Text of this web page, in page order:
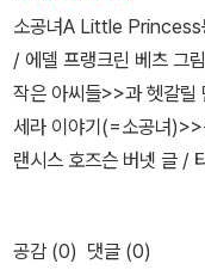
꿋이 이겨낸다. 아이에
오는 좁고 낡은 다락방을
에서도 기품을 잃지 않았
한다. 쥐와도 친구가 되
쥐를 길들이기도 하고, 다
상상력으로 이를 극복
거리에서 주운 은화로 빵
이 아니었다. 그런 순간
람이라면 누구나 이해할
숨기며 톡 쏘아 표출하고
란..... 언젠가 어먼가드에
마치 누군가 나를 세게
줘야 할 것 같은 느낌.
재빨리 현실을 기억하고
소공녀A Little Princess
/ 에델 프랭크린 베츠 그
작은 아씨들>>과 헷갈릴
세라 이야기(=소공녀)>>
랜시스 호즈슨 버넷 글 /
않습니다.공주처럼 돈이
쁘고 똑똑하며 품위있지
공감 (0) 댓글 (0)